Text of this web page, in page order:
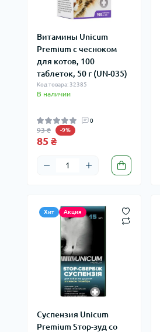
Витамины Unicum
Рremium с чесноком
для котов, 100
таблеток, 50 г (UN-035)
Код товара: 32385
В наличии
0
93 ₴ -9%
85 ₴
Хит Акция
Суспензия Unicum
Premium Sтор-зуд со